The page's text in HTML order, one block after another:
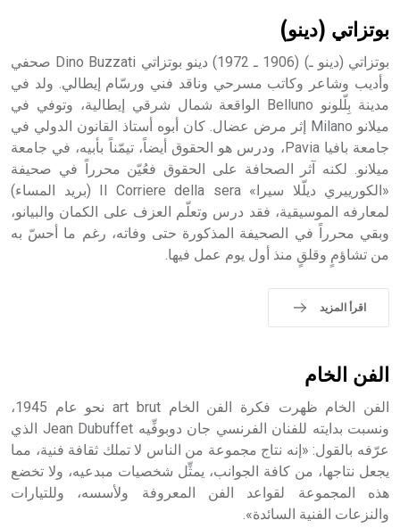
- هل تعلم أن أبجر Abgar اسم معروف جيداً يعود إلى عدد من
الملوك الذين حكموا مدينة إديسا (الرها) من أبجر الأول وحتى
التاسع، وهم ينتسبون إلى أسرة أوسروين
- هل تعلم أن الأبجدية الكنعانية تتألف من /22/ علامة كتابية
sign تكتب منفصلة غير متصلة، وتعتمد المبدأ الأكوروفوني،
بوتزاتي (دينو)
بوتزاتي (دينو ـ) (1906 ـ 1972) دينو بوتزاتي Dino Buzzati صحفي
وأديب وشاعر وكاتب مسرحي وناقد فني ورسّام إيطالي. ولد في
مدينة بِلّلونو Belluno الواقعة شمال شرقي إيطالية، وتوفي في
ميلانو Milano إثر مرض عضال. كان أبوه أستاذ القانون الدولي في
جامعة بافيا Pavia، ودرس هو الحقوق أيضاً، تيمّناً بأبيه، في جامعة
ميلانو. لكنه آثر الصحافة على الحقوق فعُيّن محرراً في صحيفة
«الكورييري ديلّلا سيرا» Il Corriere della sera (بريد المساء)
لمعارفه الموسيقية، فقد درس وتعلّم العزف على الكمان والبيانو،
وبقي محرراً في الصحيفة المذكورة حتى وفاته، رغم ما أحسّ به
من تشاؤمٍ وقلقٍ منذ أول يوم عمل فيها.
اقرأ المزيد
الفن الخام
الفن الخام ظهرت فكرة الفن الخام art brut نحو عام 1945،
ونسبت بدايته للفنان الفرنسي جان دوبوفِّيه Jean Dubuffet الذي
عرّفه بالقول: «إنه نتاج مجموعة من الناس لا تملك ثقافة فنية، مما
يجعل نتاجها، من كافة الجوانب، يمثِّل شخصيات مبدعيه، ولا تخضع
هذه المجموعة لقواعد الفن المعروفة ولأسسه، وللتيارات
والنزعات الفنية السائدة».